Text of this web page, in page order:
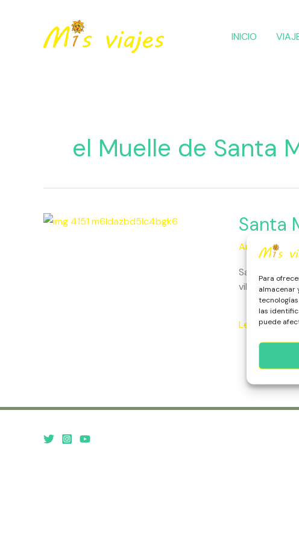
Para
almacenar
las
puede
contenido
INICIO
el Muelle de Santa
Santa
América,
Santa
vibrante vida
Santa
Mónica-
California
Leer más »